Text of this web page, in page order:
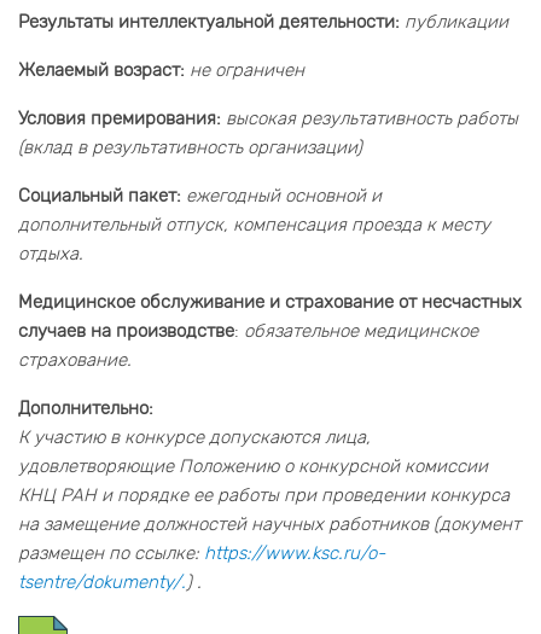
Результаты интеллектуальной деятельности: публикации
Желаемый возраст: не ограничен
Условия премирования: высокая результативность работы
(вклад в результативность организации)
Социальный пакет: ежегодный основной и
дополнительный отпуск, компенсация проезда к месту
отдыха.
Медицинское обслуживание и страхование от несчастных
случаев на производстве: обязательное медицинское
страхование.
Дополнительно:
К участию в конкурсе допускаются лица,
удовлетворяющие Положению о конкурсной комиссии
КНЦ РАН и порядке ее работы при проведении конкурса
на замещение должностей научных работников (документ
размещен по ссылке: https://www.ksc.ru/o-
tsentre/dokumenty/.) .